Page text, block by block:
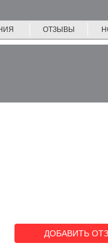
ОТЗЫВЫ
ДОБАВИТЬ